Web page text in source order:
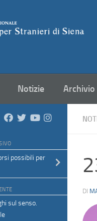
Notizie
DI
possibili per
sul senso.